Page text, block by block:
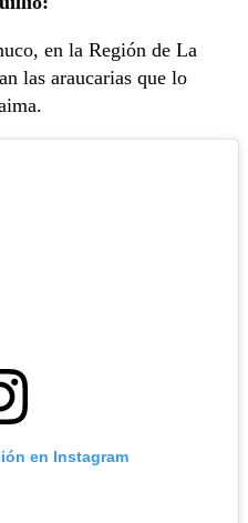
en la Región de La
las araucarias que lo
en Instagram